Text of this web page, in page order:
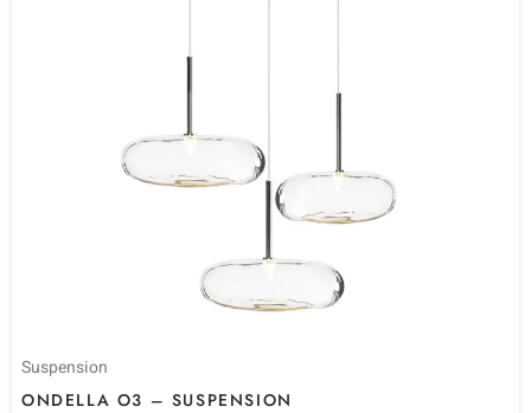
Suspension
ONDELLA O3 – SUSPENSION